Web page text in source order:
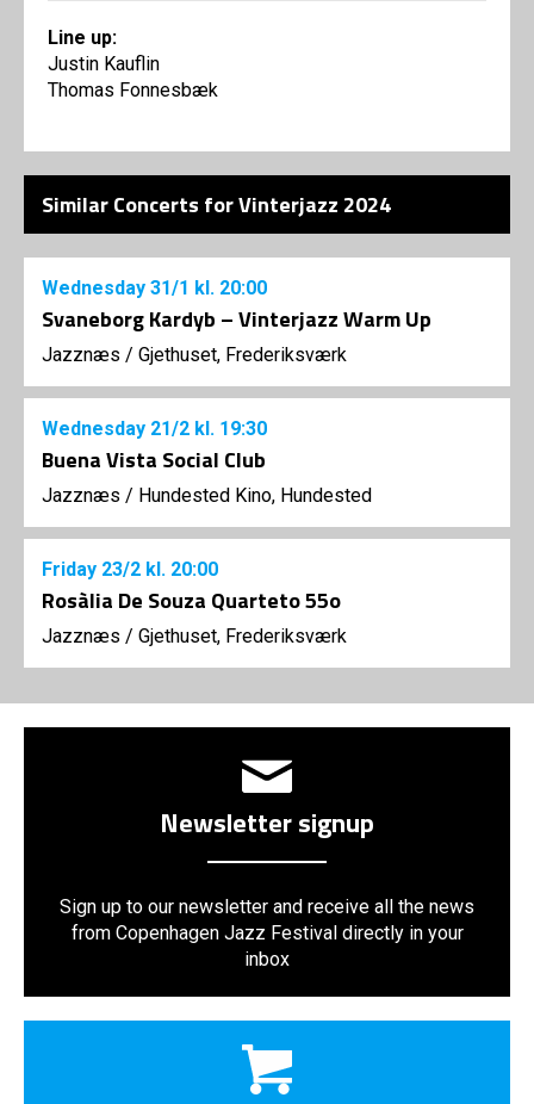
Line up:
Justin Kauflin
Thomas Fonnesbæk
Similar Concerts for Vinterjazz 2024
Wednesday 31/1 kl. 20:00
Svaneborg Kardyb – Vinterjazz Warm Up
Jazznæs / Gjethuset, Frederiksværk
Wednesday 21/2 kl. 19:30
Buena Vista Social Club
Jazznæs / Hundested Kino, Hundested
Friday 23/2 kl. 20:00
Rosàlia De Souza Quarteto 55o
Jazznæs / Gjethuset, Frederiksværk
Newsletter signup
Sign up to our newsletter and receive all the news
from Copenhagen Jazz Festival directly in your
inbox